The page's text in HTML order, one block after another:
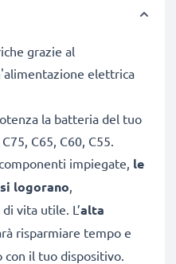
grazie al
elettrica
la batteria del tuo
C65, C60, C55.
impiegate, le
logorano,
vita utile. L’alta
risparmiare tempo e
il tuo dispositivo.